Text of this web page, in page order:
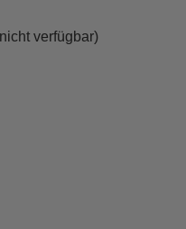
verfügbar)